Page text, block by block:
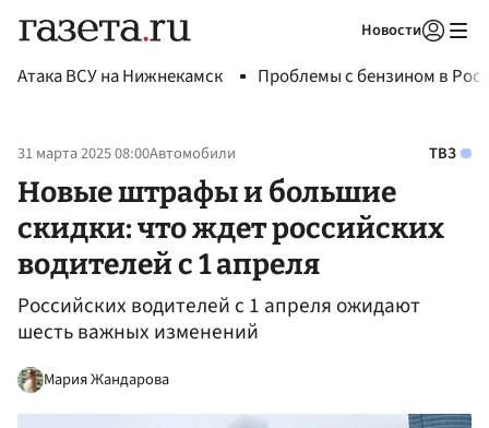
Новости
Атака ВСУ на Нижнекамск Проблемы с бензином в
31 марта 2025 08:00Автомобили ТВЗ
Новые штрафы и большие
скидки: что ждет российских
водителей с 1 апреля
Российских водителей с 1 апреля ожидают
шесть важных изменений
Мария Жандарова